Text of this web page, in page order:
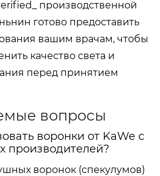
производственной
готово предоставить
вашим врачам, чтобы
качество света и
перед принятием
вопросы
воронки от KaWe с
производителей?
воронок (спекулумов)